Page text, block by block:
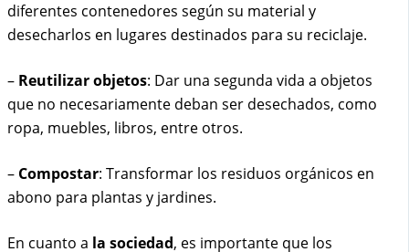
diferentes contenedores según su material y
desecharlos en lugares destinados para su reciclaje.
– Reutilizar objetos: Dar una segunda vida a objetos
que no necesariamente deban ser desechados, como
ropa, muebles, libros, entre otros.
– Compostar: Transformar los residuos orgánicos en
abono para plantas y jardines.
En cuanto a la sociedad, es importante que los